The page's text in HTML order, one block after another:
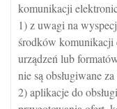
komunikacji
1) z uwagi na
środków komunikacji
urządzeń lub
nie są obsługiwane
2) aplikacje do